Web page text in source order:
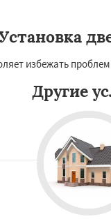
избежать
Другие